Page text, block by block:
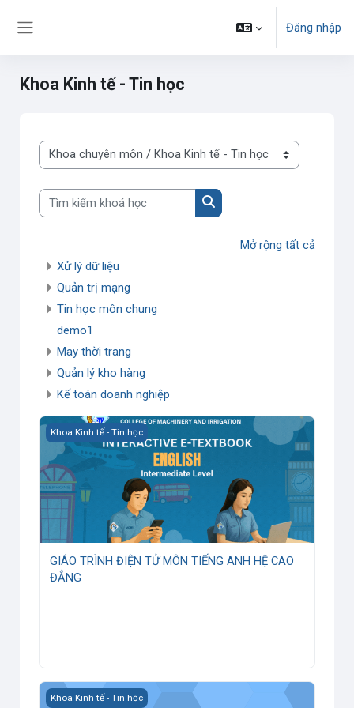
Đăng nhập
Khoa Kinh tế - Tin học
Danh mục khoá học
Tìm kiếm khoá học
Tìm kiếm khoá học
Mở rộng tất cả
Xử lý dữ liệu
Quản trị mạng
Tin học môn chung
demo1
May thời trang
Quản lý kho hàng
Kế toán doanh nghiệp
GIÁO TRÌNH ĐIỆN TỬ MÔN TIẾNG ANH HỆ CAO ĐẲNG
Khoa Kinh tế - Tin học
GIÁO TRÌNH ĐIỆN TỬ MÔN TIẾNG ANH HỆ CAO
ĐẲNG
OnThiTN
Khoa Kinh tế - Tin học